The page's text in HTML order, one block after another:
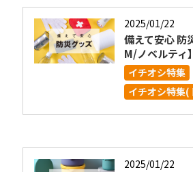
2025/01/22
備えて安心 防
M/ノベルティ】
イチオシ特集
イチオシ特集(
2025/01/22